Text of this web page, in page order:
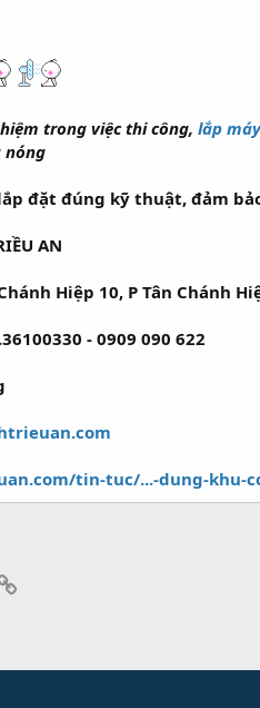
trong việc thi công, lắp
nóng
đặt đúng kỹ thuật, đảm
AN
Hiệp 10, P Tân Chánh
- 0909 090 622
tin-tuc/...-dung-khu-